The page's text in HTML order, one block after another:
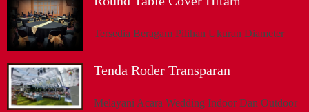
Tersedia Beragam Pilihan Ukuran Diameter
Tenda Roder Transparan
Melayani Acara Wedding Indoor Dan Outdoor